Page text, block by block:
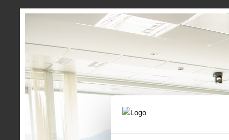
Urkundenverleihung Ingenieurbüros
20, 25, 30 und sogar 40 Jahre im Ingenieurbüro und
"Ich würde es wieder tun!", so lautet das Resümee
die Fachgruppe Ingenieurbüros gemeinsam mit dem
Einsatz am Wirtschaftsstandort Steiermark. Wieder
Gelegenheit ihre Arbeit in den Bereichen
Verkehrswesen den Anwesenden vorzustellen und sich